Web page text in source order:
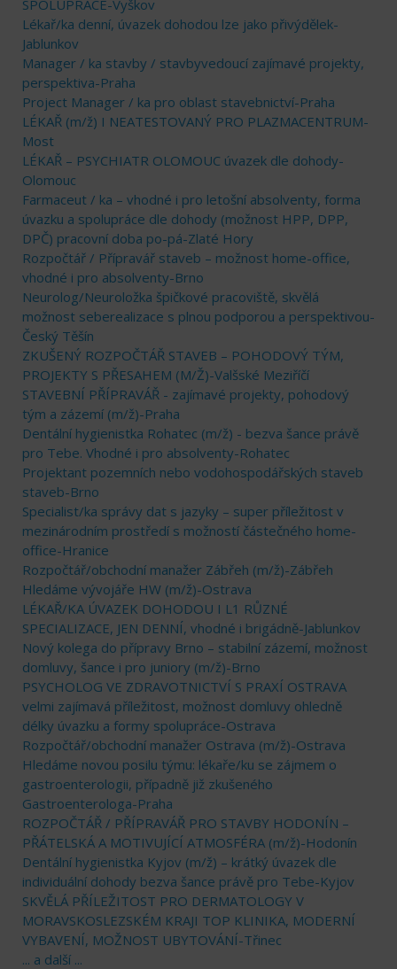
SPOLUPRÁCE-Vyškov
Lékař/ka denní, úvazek dohodou lze jako přivýdělek-
Jablunkov
Manager / ka stavby / stavbyvedoucí zajímavé projekty,
perspektiva-Praha
Project Manager / ka pro oblast stavebnictví-Praha
LÉKAŘ (m/ž) I NEATESTOVANÝ PRO PLAZMACENTRUM-
Most
LÉKAŘ – PSYCHIATR OLOMOUC úvazek dle dohody-
Olomouc
Farmaceut / ka – vhodné i pro letošní absolventy, forma
úvazku a spolupráce dle dohody (možnost HPP, DPP,
DPČ) pracovní doba po-pá-Zlaté Hory
Rozpočtář / Přípravář staveb – možnost home-office,
vhodné i pro absolventy-Brno
Neurolog/Neuroložka špičkové pracoviště, skvělá
možnost seberealizace s plnou podporou a perspektivou-
Český Těšín
ZKUŠENÝ ROZPOČTÁŘ STAVEB – POHODOVÝ TÝM,
PROJEKTY S PŘESAHEM (M/Ž)-Valšské Meziříčí
STAVEBNÍ PŘÍPRAVÁŘ - zajímavé projekty, pohodový
tým a zázemí (m/ž)-Praha
Dentální hygienistka Rohatec (m/ž) - bezva šance právě
pro Tebe. Vhodné i pro absolventy-Rohatec
Projektant pozemních nebo vodohospodářských staveb
staveb-Brno
Specialist/ka správy dat s jazyky – super příležitost v
mezinárodním prostředí s možností částečného home-
office-Hranice
Rozpočtář/obchodní manažer Zábřeh (m/ž)-Zábřeh
Hledáme vývojáře HW (m/ž)-Ostrava
LÉKAŘ/KA ÚVAZEK DOHODOU I L1 RŮZNÉ
SPECIALIZACE, JEN DENNÍ, vhodné i brigádně-Jablunkov
Nový kolega do přípravy Brno – stabilní zázemí, možnost
domluvy, šance i pro juniory (m/ž)-Brno
PSYCHOLOG VE ZDRAVOTNICTVÍ S PRAXÍ OSTRAVA
velmi zajímavá příležitost, možnost domluvy ohledně
délky úvazku a formy spolupráce-Ostrava
Rozpočtář/obchodní manažer Ostrava (m/ž)-Ostrava
Hledáme novou posilu týmu: lékaře/ku se zájmem o
gastroenterologii, případně již zkušeného
Gastroenterologa-Praha
ROZPOČTÁŘ / PŘÍPRAVÁŘ PRO STAVBY HODONÍN –
PŘÁTELSKÁ A MOTIVUJÍCÍ ATMOSFÉRA (m/ž)-Hodonín
Dentální hygienistka Kyjov (m/ž) – krátký úvazek dle
individuální dohody bezva šance právě pro Tebe-Kyjov
SKVĚLÁ PŘÍLEŽITOST PRO DERMATOLOGY V
MORAVSKOSLEZSKÉM KRAJI TOP KLINIKA, MODERNÍ
VYBAVENÍ, MOŽNOST UBYTOVÁNÍ-Třinec
... a další ...